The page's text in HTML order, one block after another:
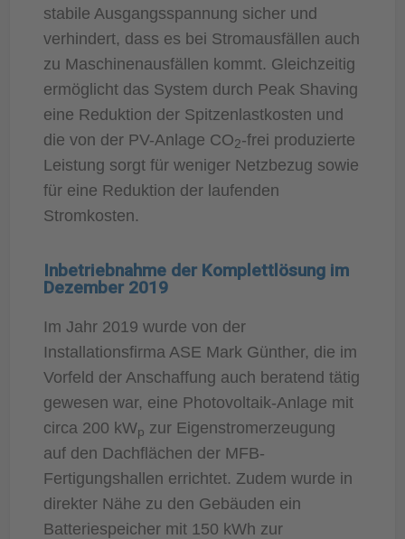
stabile Ausgangsspannung sicher und
verhindert, dass es bei Stromausfällen auch
zu Maschinenausfällen kommt. Gleichzeitig
ermöglicht das System durch Peak Shaving
eine Reduktion der Spitzenlastkosten und
die von der PV-Anlage CO2-frei produzierte
Leistung sorgt für weniger Netzbezug sowie
für eine Reduktion der laufenden
Stromkosten.
Inbetriebnahme der Komplettlösung im
Dezember 2019
Im Jahr 2019 wurde von der
Installationsfirma ASE Mark Günther, die im
Vorfeld der Anschaffung auch beratend tätig
gewesen war, eine Photovoltaik-Anlage mit
circa 200 kWp zur Eigenstromerzeugung
auf den Dachflächen der MFB-
Fertigungshallen errichtet. Zudem wurde in
direkter Nähe zu den Gebäuden ein
Batteriespeicher mit 150 kWh zur